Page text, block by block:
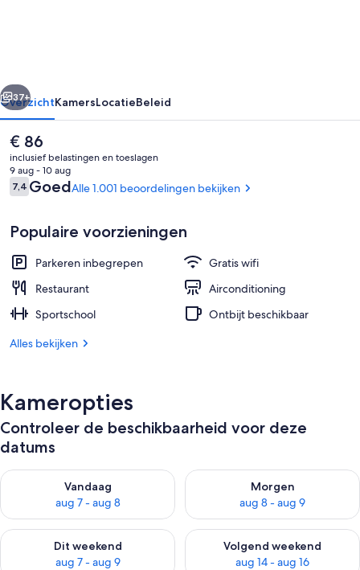
Dagelijks ontbijtbuffet (toeslag)
Volgende
37+
OverzichtKamersLocatieBeleid
De
huidige
prijs
is
€ 86
€ 86
inclusief belastingen en toeslagen
9 aug - 10 aug
Beoordelingen
7,47,4 op 10 –
GoedAlle 1.001 beoordelingen bekijken
Populaire voorzieningen
Parkeren inbegrepen
Gratis wifi
Restaurant
Airconditioning
Sportschool
Ontbijt beschikbaar
Alles bekijken
Kameropties
Controleer de beschikbaarheid voor deze
datums
Vandaag
aug 7 - aug 8
De beschikbaarheid controleren voor vanavond aug 7 - aug 8
Morgen
aug 8 - aug 9
De beschikbaarheid
Dit weekend
aug 7 - aug 9
De beschikbaarheid controleren voor dit weekend aug 7 -
Volgend weekend
aug 14 - aug 16
De beschikbaarheid